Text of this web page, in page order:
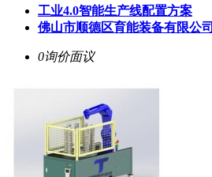
工业4.0智能生产线配置方案
佛山市顺德区育能装备有限公司
0询价面议